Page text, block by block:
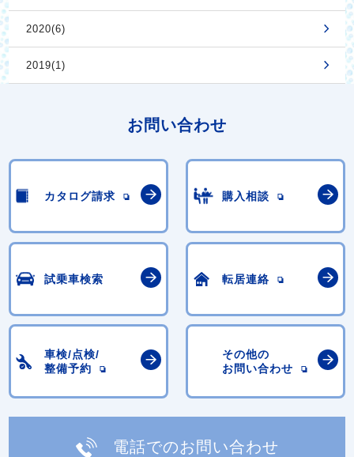
2020(6)
2019(1)
お問い合わせ
カタログ請求 購入相談
試乗車検索 転居連絡
車検/点検/
整備予約
その他の
お問い合わせ
電話でのお問い合わせ